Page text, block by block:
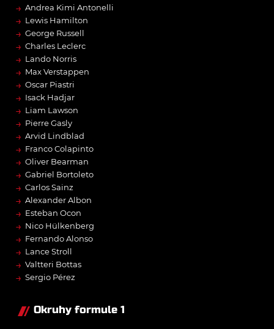
→ Andrea Kimi Antonelli
→ Lewis Hamilton
→ George Russell
→ Charles Leclerc
→ Lando Norris
→ Max Verstappen
→ Oscar Piastri
→ Isack Hadjar
→ Liam Lawson
→ Pierre Gasly
→ Arvid Lindblad
→ Franco Colapinto
→ Oliver Bearman
→ Gabriel Bortoleto
→ Carlos Sainz
→ Alexander Albon
→ Esteban Ocon
→ Nico Hülkenberg
→ Fernando Alonso
→ Lance Stroll
→ Valtteri Bottas
→ Sergio Pérez
Okruhy formule 1